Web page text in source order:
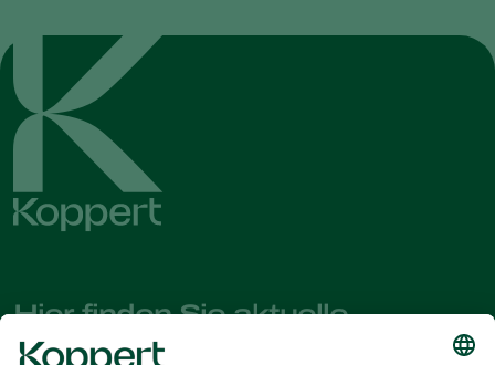
Hier finden Sie aktuelle
Nachrichten und Informationen